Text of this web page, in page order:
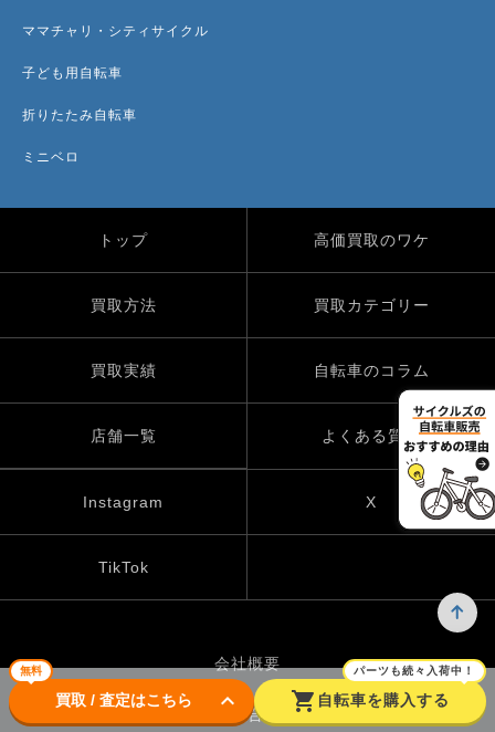
無料
買取 / 査定はこちら keyboard_arrow_down shopping_cart
パーツも続々入荷中！
自転車を購入する
ママチャリ・シティサイクル
子ども用自転車
折りたたみ自転車
ミニベロ
トップ 高価買取のワケ
買取方法 買取カテゴリー
買取実績 自転車のコラム
店舗一覧 よくある質問
Instagram X
TikTok
会社概要
お問い合わせ